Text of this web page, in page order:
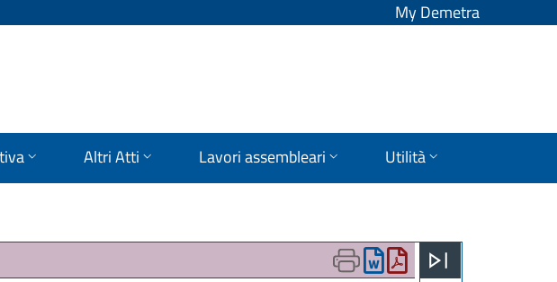
My Demetra
Altri Atti Lavori assembleari Utilità